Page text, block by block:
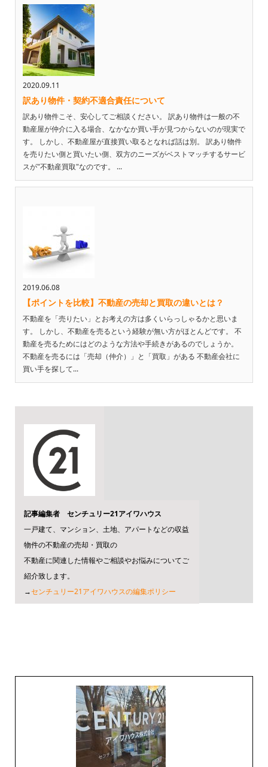
2020.09.11
訳あり物件・契約不適合責任について
訳あり物件こそ、安心してご相談ください。 訳あり物件は一般の不
動産屋が仲介に入る場合、なかなか買い手が見つからないのが現実で
す。 しかし、不動産屋が直接買い取るとなれば話は別。 訳あり物件
を売りたい側と買いたい側、双方のニーズがベストマッチするサービ
スが"不動産買取"なのです。 ...
2019.06.08
【ポイントを比較】不動産の売却と買取の違いとは？
不動産を「売りたい」とお考えの方は多くいらっしゃるかと思いま
す。 しかし、不動産を売るという経験が無い方がほとんどです。 不
動産を売るためにはどのような方法や手続きがあるのでしょうか。
不動産を売るには「売却（仲介）」と「買取」がある 不動産会社に
買い手を探して...
記事編集者 センチュリー21アイワハウス
一戸建て、マンション、土地、アパートなどの収益
物件の不動産の売却・買取の
不動産に関連した情報やご相談やお悩みについてご
紹介致します。
→センチュリー21アイワハウスの編集ポリシー